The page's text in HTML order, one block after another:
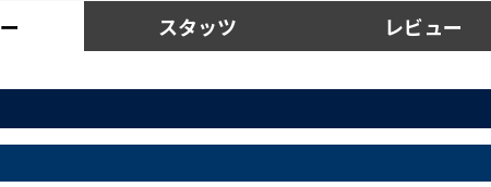
スタッツ レビュー